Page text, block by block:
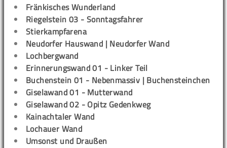
Fränkisches Wunderland
Riegelstein 03 - Sonntagsfahrer
Stierkampfarena
Neudorfer Hauswand | Neudorfer Wand
Lochbergwand
Erinnerungswand 01 - Linker Teil
Buchenstein 01 - Nebenmassiv | Buchensteinchen
Giselawand 01 - Mutterwand
Giselawand 02 - Opitz Gedenkweg
Kainachtaler Wand
Lochauer Wand
Umsonst und Draußen